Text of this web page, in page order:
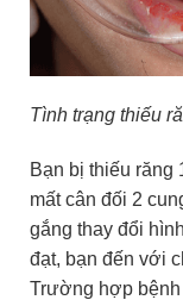
Tình trạng thiếu
Bạn bị thiếu
mất cân đối 2
gắng thay đổi
đạt, bạn đến với
Trường hợp bệnh